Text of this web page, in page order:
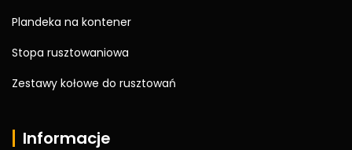
Plandeka na kontener
Stopa rusztowaniowa
Zestawy kołowe do rusztowań
Informacje